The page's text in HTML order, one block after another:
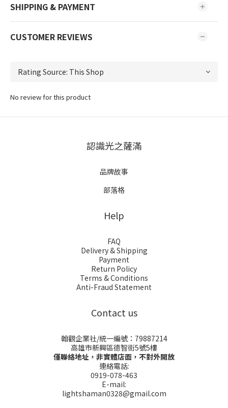
SHIPPING & PAYMENT
CUSTOMER REVIEWS
No review for this product
認識光之薩滿
品牌故事
部落格
Help
FAQ
Delivery & Shipping
Payment
Return Policy
Terms & Conditions
Anti-Fraud Statement
Contact us
翰觀企業社/統一編號：79887214
高雄市新興區德智街5號5樓
僅聯絡地址，非實體店面，不對外開放
連絡電話:
0919-078-463
E-mail:
lightshaman0328@gmail.com